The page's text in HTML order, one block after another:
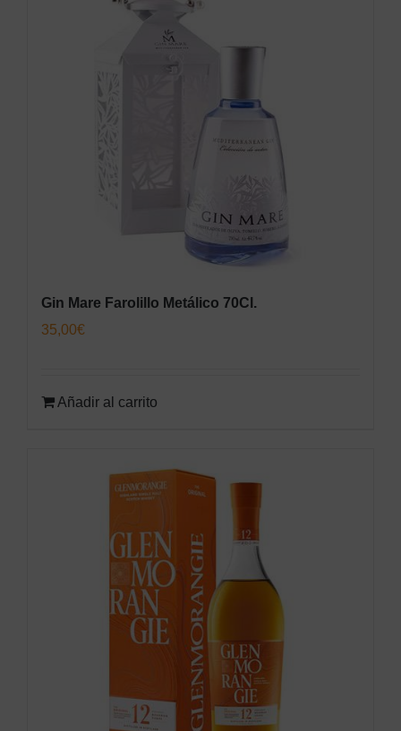
Gin Mare Farolillo Metálico 70Cl.
35,00€
Añadir al carrito